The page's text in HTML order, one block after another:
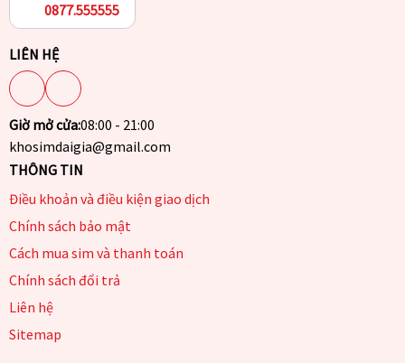
0877.555555
LIÊN HỆ
Giờ mở cửa:08:00 - 21:00
khosimdaigia@gmail.com
THÔNG TIN
Điều khoản và điều kiện giao dịch
Chính sách bảo mật
Cách mua sim và thanh toán
Chính sách đổi trả
Liên hệ
Sitemap